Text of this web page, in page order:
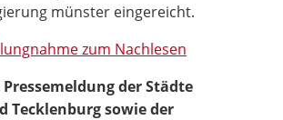
münster eingereicht.
zum Nachlesen
der Städte
Tecklenburg sowie der